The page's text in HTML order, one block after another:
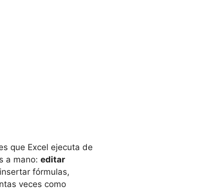
que Excel ejecuta de
a mano: editar
fórmulas,
veces como